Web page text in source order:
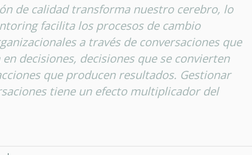
de calidad transforma nuestro cerebro, lo
facilita los procesos de cambio
a través de conversaciones que
decisiones, decisiones que se convierten
que producen resultados. Gestionar
tiene un efecto multiplicador del